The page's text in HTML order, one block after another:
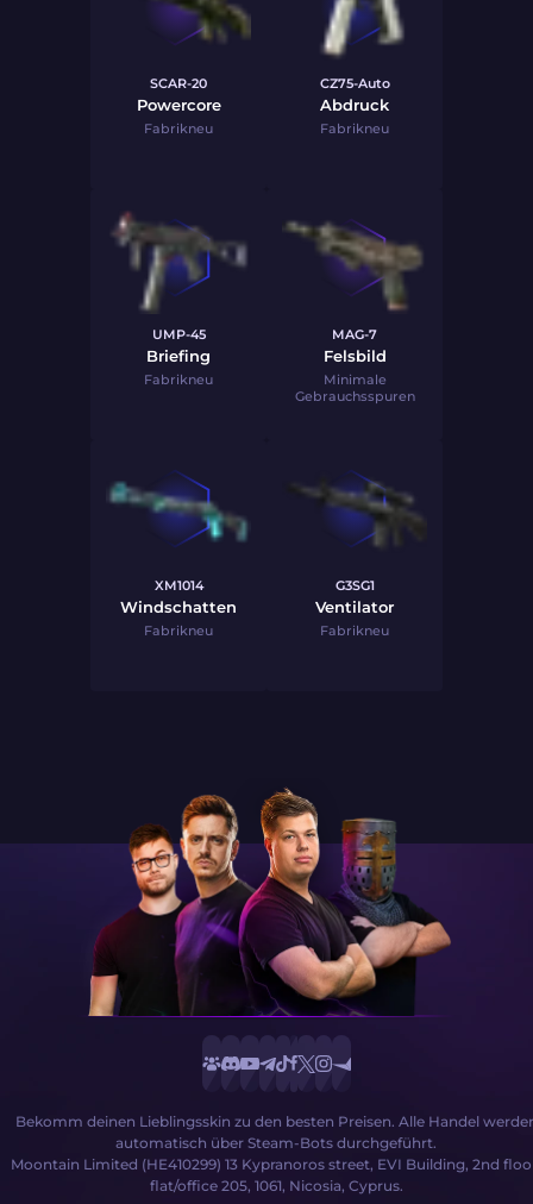
SCAR-20
Powercore
Fabrikneu
CZ75-Auto
Abdruck
Fabrikneu
UMP-45
Briefing
Fabrikneu
MAG-7
Felsbild
Minimale
Gebrauchsspuren
XM1014
Windschatten
Fabrikneu
G3SG1
Ventilator
Fabrikneu
Bekomm deinen Lieblingsskin zu den besten Preisen. Alle Handel
automatisch über Steam-Bots durchgeführt.
Moontain Limited (HE410299) 13 Kypranoros street, EVI Building, 2nd
flat/office 205, 1061, Nicosia, Cyprus.